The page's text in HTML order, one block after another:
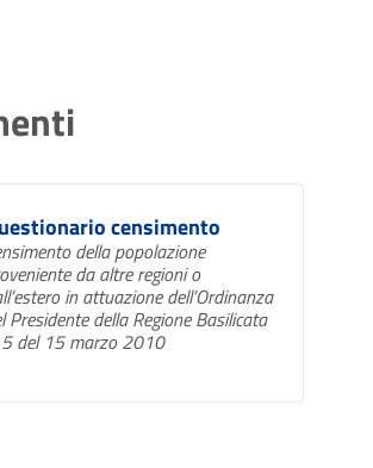
censimento
della popolazione
da altre regioni o
in attuazione dell’Ordinanza
Presidente della Regione Basilicata
del 15 marzo 2010